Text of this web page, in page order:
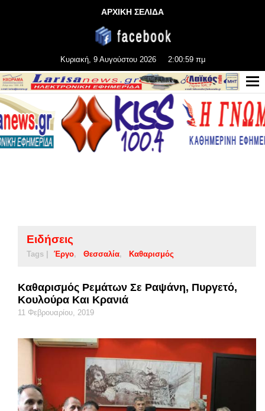
ΑΡΧΙΚΗ ΣΕΛΙΔΑ
Κυριακή, 9 Αυγούστου 2026 2:01:00 πμ
Ειδήσεις
Tags | Έργο Θεσσαλία Καθαρισμός
Καθαρισμός Ρεμάτων Σε Ραψάνη, Πυργετό,
Κουλούρα Και Κρανιά
11 Φεβρουαρίου, 2019